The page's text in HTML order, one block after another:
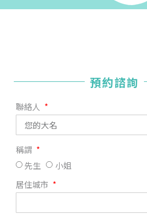
預約諮詢
聯絡人
稱謂
先生
小姐
居住城市